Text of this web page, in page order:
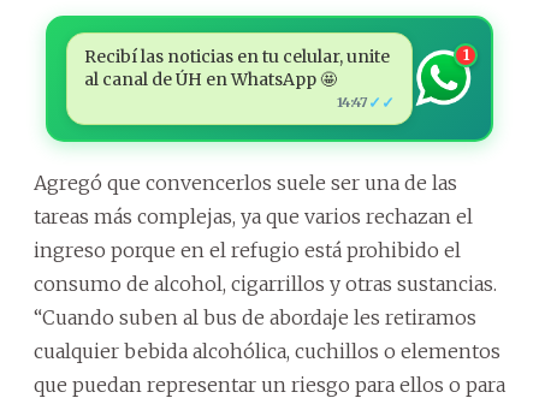
Recibí las noticias en tu celular, unite
al canal de ÚH en WhatsApp 🤩
14:47 ✓✓
1
Agregó que convencerlos suele ser una de las
tareas más complejas, ya que varios rechazan el
ingreso porque en el refugio está prohibido el
consumo de alcohol, cigarrillos y otras sustancias.
“Cuando suben al bus de abordaje les retiramos
cualquier bebida alcohólica, cuchillos o elementos
que puedan representar un riesgo para ellos o para